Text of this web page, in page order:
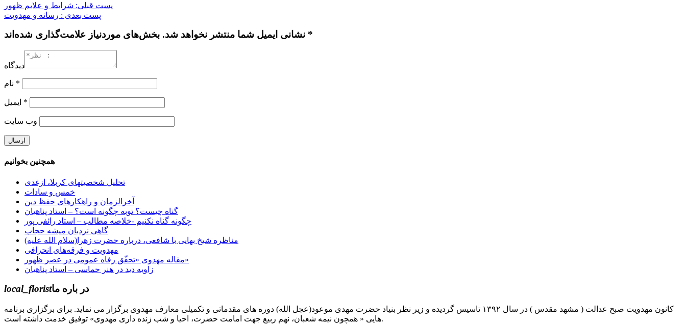
پست قبلی: شرایط و علایم ظهور
پست بعدی : رسانه و مهدویت
نشانی ایمیل شما منتشر نخواهد شد. بخش‌های موردنیاز علامت‌گذاری شده‌اند *
دیدگاه
*
*
وب‌ سایت
همچنین بخوانیم
تحلیل شخصیتهای کربلا، ازغدی
خمس و سادات
آخرالزمان و راهکارهای حفظ دین
گناه چیست؟ توبه چگونه است؟ – استاد پناهیان
چگونه گناه نکنیم -خلاصه مطالب – استاد رائفی پور
گاهی نردبان میشه حجاب
مناظره شیخ بهایی با شافعی، درباره حضرت زهرا(سلام الله علیه)
مهدویت و فرقه‌های انحرافی
مقاله مهدوی «تحقّق رفاه عمومی در عصر ظهور»
زاویه دید در هنر حماسی – استاد پناهیان
local_floristدر باره ما
کانون مهدویت صبح عدالت ( مشهد مقدس ) در سال ۱۳۹۲ تاسیس گردیده و زیر نظر بنیاد حضرت مهدی موعود(عجل الله) دوره های مقدماتی و تکمیلی معارف مهدوی برگزار می نماید. برای برگزاری برنامه
هایی « همچون نیمه شعبان، نهم ربیع جهت امامت حضرت، احیا و شب زنده داری مهدوی» توفیق خدمت داشته است.